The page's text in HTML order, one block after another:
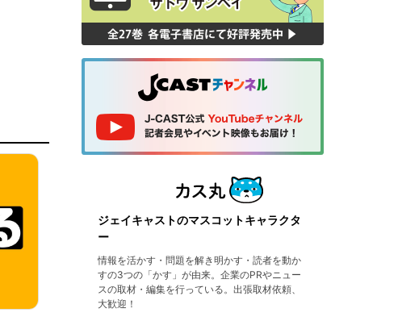
ジェイキャストのマスコットキャラクタ
ー
情報を活かす・問題を解き明かす・読者を動か
すの3つの「かす」が由来。企業のPRやニュー
スの取材・編集を行っている。出張取材依頼、
大歓迎！